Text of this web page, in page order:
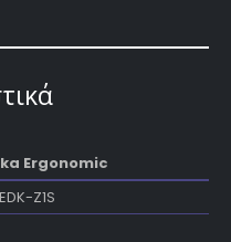
Ergonomic
Z1S